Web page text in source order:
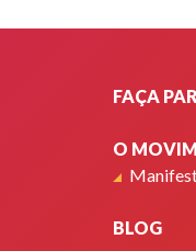
FAÇA
O
BLOG